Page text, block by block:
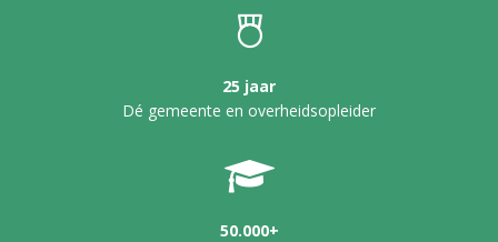
25 jaar
Dé gemeente en overheidsopleider
50.000+